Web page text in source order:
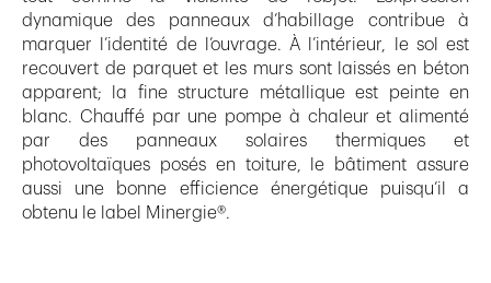
dynamique des panneaux d’habillage contribue à
marquer l’identité de l’ouvrage. À l’intérieur, le sol est
recouvert de parquet et les murs sont laissés en béton
apparent; la fine structure métallique est peinte en
blanc. Chauffé par une pompe à chaleur et alimenté
par des panneaux solaires thermiques et
photovoltaïques posés en toiture, le bâtiment assure
aussi une bonne efficience énergétique puisqu’il a
obtenu le label Minergie®.